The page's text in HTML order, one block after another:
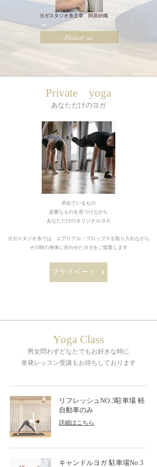
​ヨガスタジオ糸主宰 関原紗織
About us
​Private yoga
​あなただけのヨガ
求めているもの
必要なものを見つけながら
あなただけのオリジナルヨガ
ヨガスタジオ糸では、エアリアル・プロップスを取り入れながら
​その時の身体に合わせたヨガをご提案します
プライベート
Yoga Class
男女問わずどなたでも ​お好きな時に
単発レッスン受講もお待ちしております
リフレッシュNO.3駐車場 軽
自動車のみ
詳細はこちら
キャンドルヨガ 駐車場No.3